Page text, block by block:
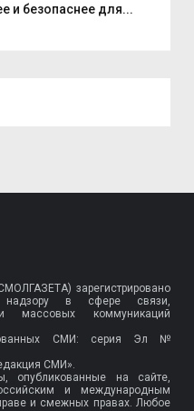
и безопаснее для...
зарегистрировано
в сфере связи,
массовых коммуникаций
СМИ: серия Эл №
СМИ».
опубликованные на сайте,
и международным
и смежных правах. Любое